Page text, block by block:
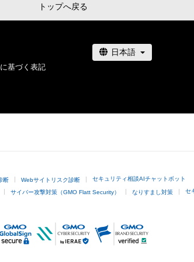
トップへ戻る
基づく表記
断 Webサイトリスク診断 セキュリティ相談AIチャットボット
サイバー攻撃対策（GMO Flatt Security） なりすまし対策 セ